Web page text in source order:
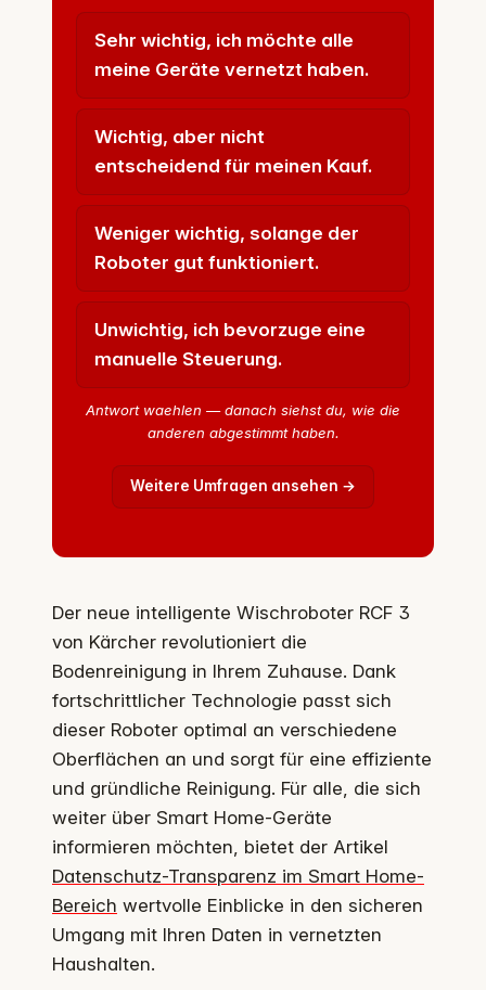
Sehr wichtig, ich möchte alle
meine Geräte vernetzt haben.
Wichtig, aber nicht
entscheidend für meinen Kauf.
Weniger wichtig, solange der
Roboter gut funktioniert.
Unwichtig, ich bevorzuge eine
manuelle Steuerung.
Antwort waehlen — danach siehst du, wie die
anderen abgestimmt haben.
Weitere Umfragen ansehen →
Der neue intelligente Wischroboter RCF 3
von Kärcher revolutioniert die
Bodenreinigung in Ihrem Zuhause. Dank
fortschrittlicher Technologie passt sich
dieser Roboter optimal an verschiedene
Oberflächen an und sorgt für eine effiziente
und gründliche Reinigung. Für alle, die sich
weiter über Smart Home-Geräte
informieren möchten, bietet der Artikel
Datenschutz-Transparenz im Smart Home-
Bereich wertvolle Einblicke in den sicheren
Umgang mit Ihren Daten in vernetzten
Haushalten.